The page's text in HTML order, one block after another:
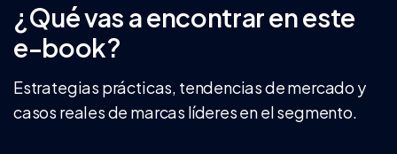
¿Qué vas a encontrar en este
e-book?
Estrategias prácticas, tendencias de mercado y
casos reales de marcas líderes en el segmento.